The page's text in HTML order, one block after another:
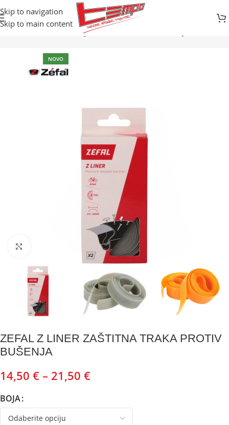
Skip to navigation
Skip to main content
Početna
Djelovi za bicikle
NOVO
Kliknite za uvećanje
ZEFAL Z LINER ZAŠTITNA TRAKA PROTIV
BUŠENJA
14,50 € – 21,50 €
BOJA